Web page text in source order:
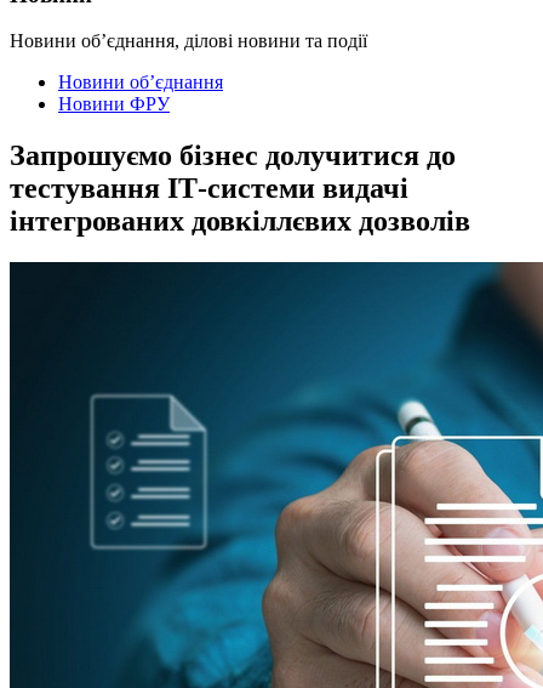
Новини об’єднання, ділові новини та події
Новини об’єднання
Новини ФРУ
Запрошуємо бізнес долучитися до
тестування ІТ-системи видачі
інтегрованих довкіллєвих дозволів